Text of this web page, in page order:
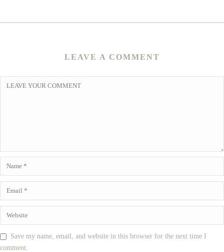
LEAVE A COMMENT
Save my name, email, and website in this browser for the next time I
comment.